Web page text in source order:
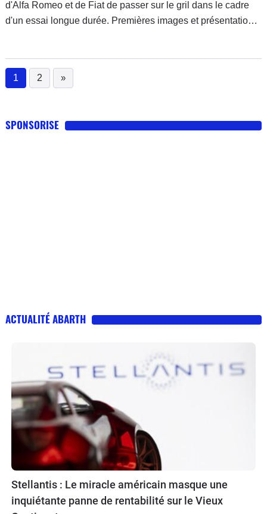
d'Alfa Romeo et de Fiat de passer sur le gril dans le cadre
d'un essai longue durée. Premières images et présentation
Caradisiac.
1
(current)
2 »
SPONSORISE
ACTUALITÉ ABARTH
Stellantis : Le miracle américain masque une
inquiétante panne de rentabilité sur le Vieux